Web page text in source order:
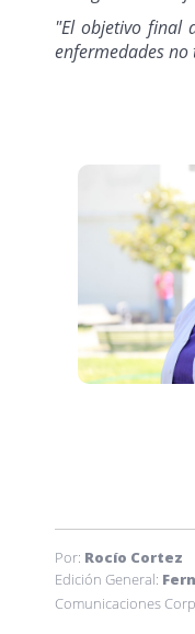
"El objetivo final
enfermedades
Por: Rocío Cortez
Edición General:
Comunicaciones